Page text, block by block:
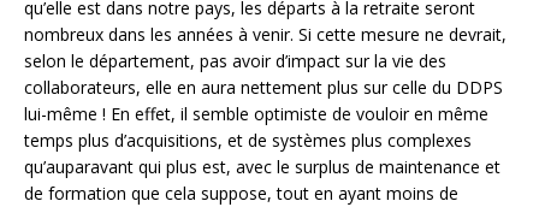
qu’elle est dans notre pays, les départs à la retraite seront
nombreux dans les années à venir. Si cette mesure ne devrait,
selon le département, pas avoir d’impact sur la vie des
collaborateurs, elle en aura nettement plus sur celle du DDPS
lui-même ! En effet, il semble optimiste de vouloir en même
temps plus d’acquisitions, et de systèmes plus complexes
qu’auparavant qui plus est, avec le surplus de maintenance et
de formation que cela suppose, tout en ayant moins de